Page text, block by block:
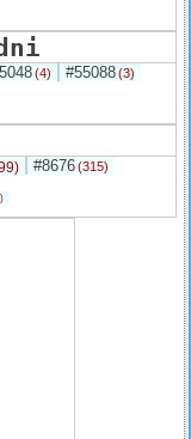
(4) #55088(3)
#8676(315)